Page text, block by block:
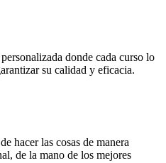
donde cada curso lo
su calidad y eficacia.
hacer las cosas de manera
de la mano de los mejores